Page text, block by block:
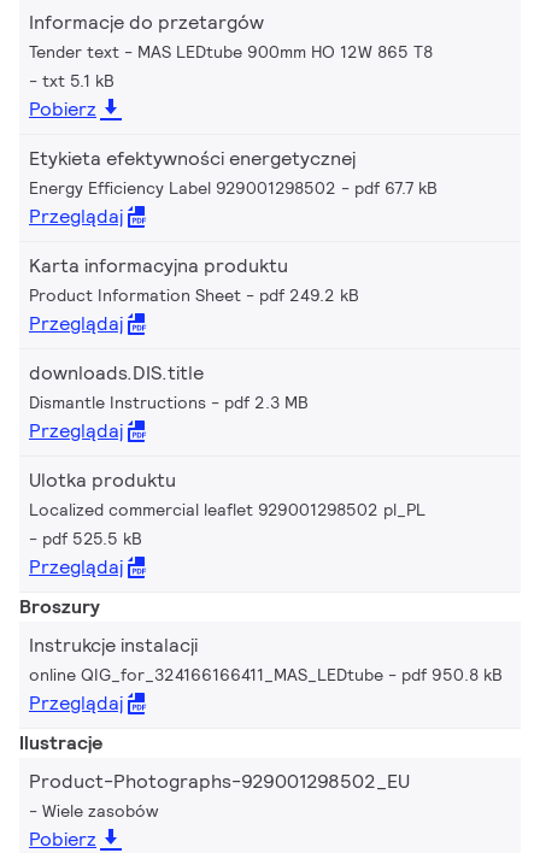
Informacje do przetargów
Tender text - MAS LEDtube 900mm HO 12W 865 T8
txt 5.1 kB
Pobierz
Etykieta efektywności energetycznej
Energy Efficiency Label 929001298502 pdf 67.7 kB
Przeglądaj
Karta informacyjna produktu
Product Information Sheet pdf 249.2 kB
Przeglądaj
downloads.DIS.title
Dismantle Instructions pdf 2.3 MB
Przeglądaj
Ulotka produktu
Localized commercial leaflet 929001298502 pl_PL
pdf 525.5 kB
Przeglądaj
Broszury
Instrukcje instalacji
online QIG_for_324166166411_MAS_LEDtube pdf 950.8 kB
Przeglądaj
Ilustracje
Product-Photographs-929001298502_EU
Wiele zasobów
Pobierz